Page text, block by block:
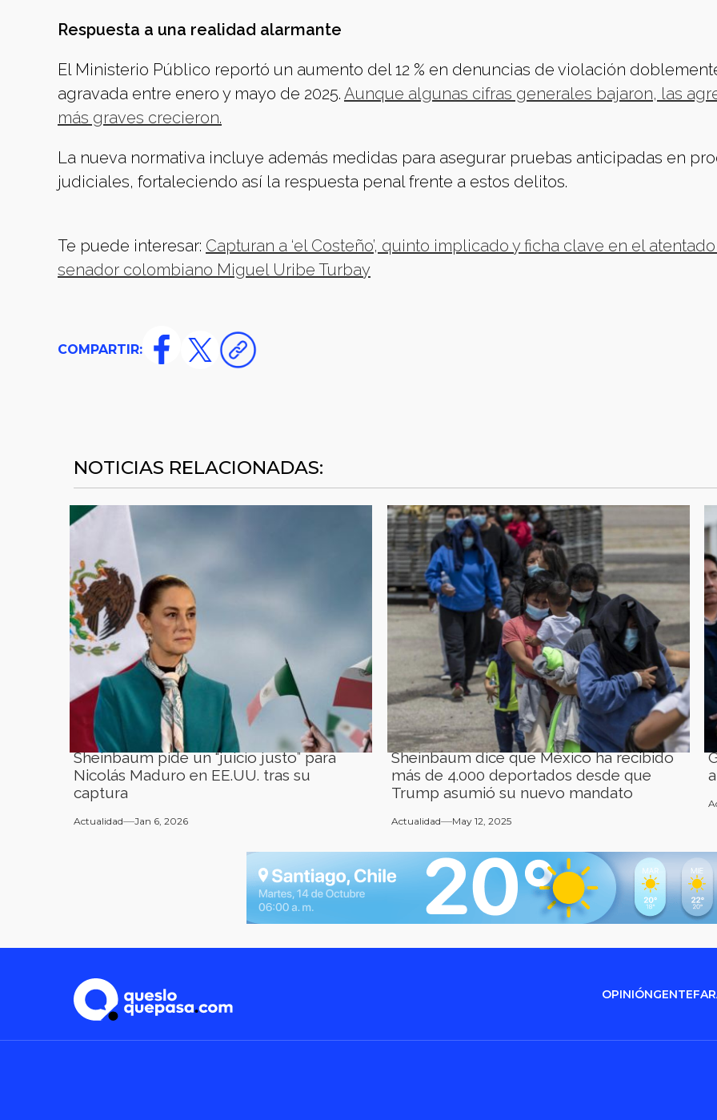
Respuesta a una realidad alarmante
El Ministerio Público reportó un aumento del 12 % en denuncias de violación
agravada entre enero y mayo de 2025. Aunque algunas cifras generales bajaron, las
más graves crecieron.
La nueva normativa incluye además medidas para asegurar pruebas anticipadas en
judiciales, fortaleciendo así la respuesta penal frente a estos delitos.
Te puede interesar: Capturan a ‘el Costeño’, quinto implicado y ficha clave en el
senador colombiano Miguel Uribe Turbay
COMPARTIR:
NOTICIAS RELACIONADAS:
Sheinbaum pide un “juicio justo” para
Nicolás Maduro en EE.UU. tras su
captura
Actualidad Jan 6, 2026
Sheinbaum dice que México ha recibido
más de 4.000 deportados desde que
Trump asumió su nuevo mandato
Actualidad May 12, 2025
OPINIÓNGENTE